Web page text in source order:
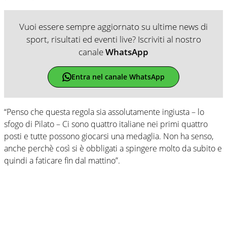
Vuoi essere sempre aggiornato su ultime news di
sport, risultati ed eventi live? Iscriviti al nostro
canaleWhatsApp
Entra nel canale WhatsApp
“Penso che questa regola sia assolutamente ingiusta – lo
sfogo di Pilato – Ci sono quattro italiane nei primi quattro
posti e tutte possono giocarsi una medaglia. Non ha senso,
anche perchè così si è obbligati a spingere molto da subito e
quindi a faticare fin dal mattino”.